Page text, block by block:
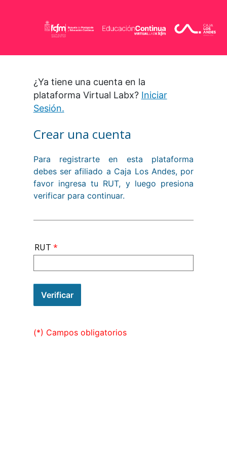
¿Ya tiene una cuenta en la
plataforma Virtual Labx? Iniciar
Sesión.
Crear una cuenta
Para registrarte en esta plataforma
debes ser afiliado a Caja Los Andes, por
favor ingresa tu RUT, y luego presiona
verificar para continuar.
RUT
Verificar